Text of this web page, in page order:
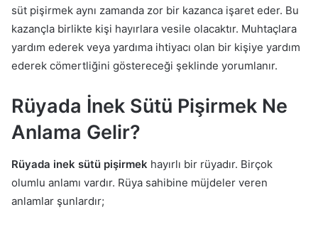
süt pişirmek aynı zamanda zor bir kazanca işaret eder. Bu
kazançla birlikte kişi hayırlara vesile olacaktır. Muhtaçlara
yardım ederek veya yardıma ihtiyacı olan bir kişiye yardım
ederek cömertliğini göstereceği şeklinde yorumlanır.
Rüyada İnek Sütü Pişirmek Ne
Anlama Gelir?
Rüyada inek sütü pişirmek hayırlı bir rüyadır. Birçok
olumlu anlamı vardır. Rüya sahibine müjdeler veren
anlamlar şunlardır;